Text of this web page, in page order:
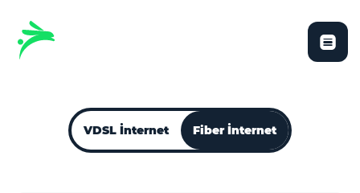
VDSL İnternet Fiber İnternet